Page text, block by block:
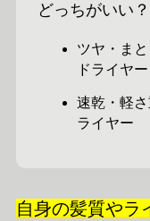
どっちがいい
ツヤ・ま
ドライヤ
速乾・軽
ライヤー
自身の髪質やラ